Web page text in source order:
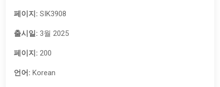
페이지: SIK3908
출시일: 3월 2025
페이지: 200
언어: Korean